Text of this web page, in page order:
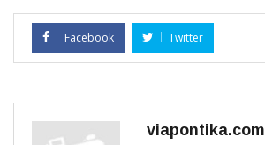
Facebook Twitter
viapontika.com